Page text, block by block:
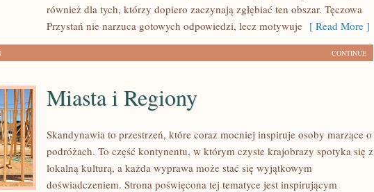
PRAKTYCErównież dla tych, którzy dopiero zaczynają zgłębiać ten obszar. Tęczowa
Przystań nie narzuca gotowych odpowiedzi, lecz motywuje [ Read More ]
CONTINUE
Miasta i Regiony
Skandynawia to przestrzeń, które coraz mocniej inspiruje osoby marzące o
podróżach. To część kontynentu, w którym czyste krajobrazy spotyka się z
lokalną kulturą, a każda wyprawa może stać się wyjątkowym
doświadczeniem. Strona poświęcona tej tematyce jest inspirującym